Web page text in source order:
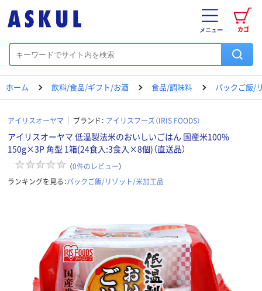
カゴ
メニュー
ホーム 飲料/食品/ギフト/お酒 食品/調味料 パックご飯/
アイリスオーヤマ ブランド： アイリスフーズ（IRIS FOODS）
アイリスオーヤマ 低温製法米のおいしいごはん 国産米100%
150g×3P 角型 1箱(24食入:3食入×8個)（直送品）
（0件のレビュー）
ランキングを見る：パックご飯/リゾット/米加工品